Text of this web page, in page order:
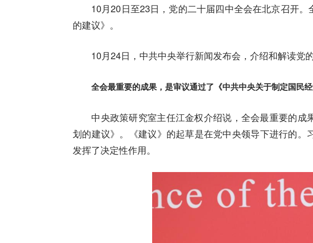
10月20日至23日，党的二十届四中全会在北京召开。
的建议》。
10月24日，中共中央举行新闻发布会，介绍和解读党的
全会最重要的成果，是审议通过了《中共中央关于制定国民
中央政策研究室主任江金权介绍说，全会最重要的成
划的建议》。《建议》的起草是在党中央领导下进行的
发挥了决定性作用。